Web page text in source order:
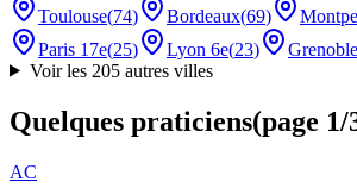
Toulouse(74) Bordeaux(69)
Paris 17e(25) Lyon 6e(23) Grenoble
Voir les 205 autres villes
Quelques praticiens(page 1/
AC